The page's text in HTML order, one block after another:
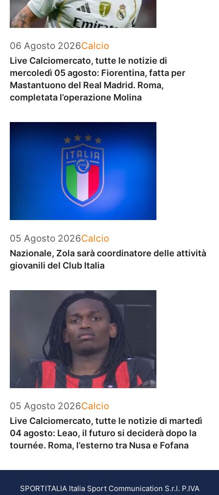
06 Agosto 2026Categorie
Calcio
Live Calciomercato, tutte le notizie di
mercoledì 05 agosto: Fiorentina, fatta per
Mastantuono del Real Madrid. Roma,
completata l’operazione Molina
05 Agosto 2026Categorie
Calcio
Nazionale, Zola sarà coordinatore delle attività
giovanili del Club Italia
05 Agosto 2026Categorie
Calcio
Live Calciomercato, tutte le notizie di martedì
04 agosto: Leao, il futuro si deciderà dopo la
tournée. Roma, l’esterno tra Nusa e Fofana
SPORTITALIA Italia Sport Communication S.r.l. P.IVA